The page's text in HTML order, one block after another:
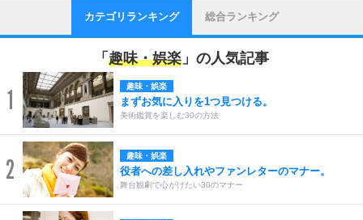
カテゴリランキング 総合ランキング
「 趣味・娯楽 」の人気記事
1 趣味・娯楽
まずお気に入りを1つ見つける。
美術鑑賞を楽しむ30の方法
2 趣味・娯楽
役者への差し入れやファンレターのマナー。
舞台観劇で心がけたい30のマナー